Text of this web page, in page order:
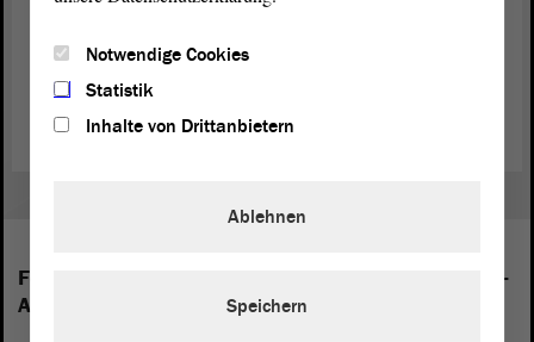
Zurück zur Landtagssitzung
Folgende Fraktionen sind im Landtag von Sachsen-
Anhalt vertreten:
Notwendige Cookies
Statistik
Inhalte von Drittanbietern
Ablehnen
Speichern